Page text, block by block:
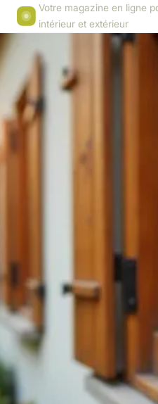
Votre magazine en ligne
intérieur et extérieur